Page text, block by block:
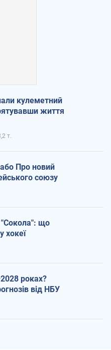
кулеметний
життя
т.
Про новий
союзу
"Сокола": що
хокеї
роках?
від НБУ